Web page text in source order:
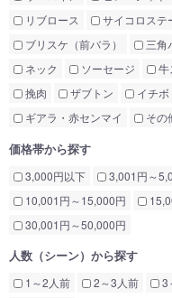
リブロース
サイコロステ
ブリスケ（前バラ）
三角
ネック
ソーセージ 牛
挽肉
ザブトン イチボ
ギアラ・赤センマイ
その
価格帯から探す
3,000円以下 3,001円～
10,001円～15,000円
30,001円～50,000円
人数（シーン）から探す
1～2人前 2～3人前 3